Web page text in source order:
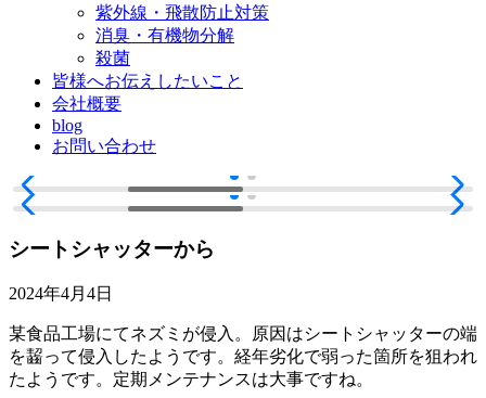
紫外線・飛散防止対策
消臭・有機物分解
殺菌
皆様へお伝えしたいこと
会社概要
blog
お問い合わせ
シートシャッターから
2024年4月4日
某食品工場にてネズミが侵入。原因はシートシャッターの端
を齧って侵入したようです。経年劣化で弱った箇所を狙われ
たようです。定期メンテナンスは大事ですね。